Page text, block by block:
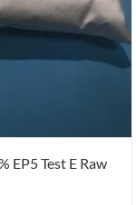
EP5 Test E Raw